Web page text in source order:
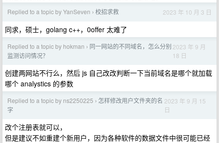
Replied to a topic by YanSeven › 校招求救 2023 年 10 月 3 日
同求，硕士，golang c++，0offer 太难了
Replied to a topic by hokman › 同一网站的不同域名，怎么分别
监测访问情况？
2023 年 9 月
18 日
创建两网站不行么，然后 js 自己改改判断一下当前域名是哪个就加载
哪个 analystics 的参数
Replied to a topic by ns2250225 › 怎样修改用户文件夹的名
字
2023 年 9 月 15
日
改个注册表就可以，
但是建议不如重建个新用户，因为各种软件的数据文件中很可能已经